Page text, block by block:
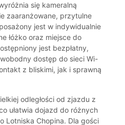
się kameralną
zaaranżowane, przytulne
jest w indywidualnie
łóżko oraz miejsce do
jest bezpłatny,
dostęp do sieci Wi-
z bliskimi, jak i sprawną
odległości od zjazdu z
ułatwia dojazd do różnych
Lotniska Chopina. Dla gości